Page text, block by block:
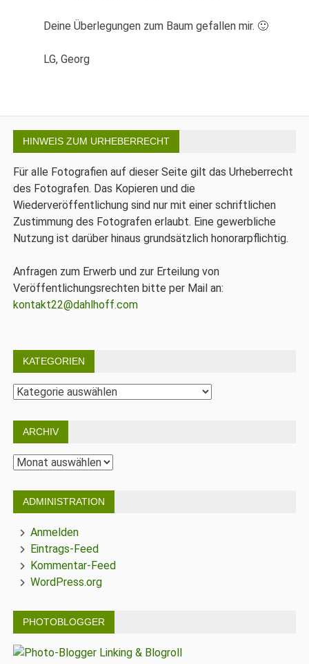
Deine Überlegungen zum Baum gefallen mir. 🙂
LG, Georg
HINWEIS ZUM URHEBERRECHT
Für alle Fotografien auf dieser Seite gilt das Urheberrecht
des Fotografen. Das Kopieren und die
Wiederveröffentlichung sind nur mit einer schriftlichen
Zustimmung des Fotografen erlaubt. Eine gewerbliche
Nutzung ist darüber hinaus grundsätzlich honorarpflichtig.
Anfragen zum Erwerb und zur Erteilung von
Veröffentlichungsrechten bitte per Mail an:
kontakt22@dahlhoff.com
KATEGORIEN
Kategorien
ARCHIV
Archiv
ADMINISTRATION
Anmelden
Eintrags-Feed
Kommentar-Feed
WordPress.org
PHOTOBLOGGER